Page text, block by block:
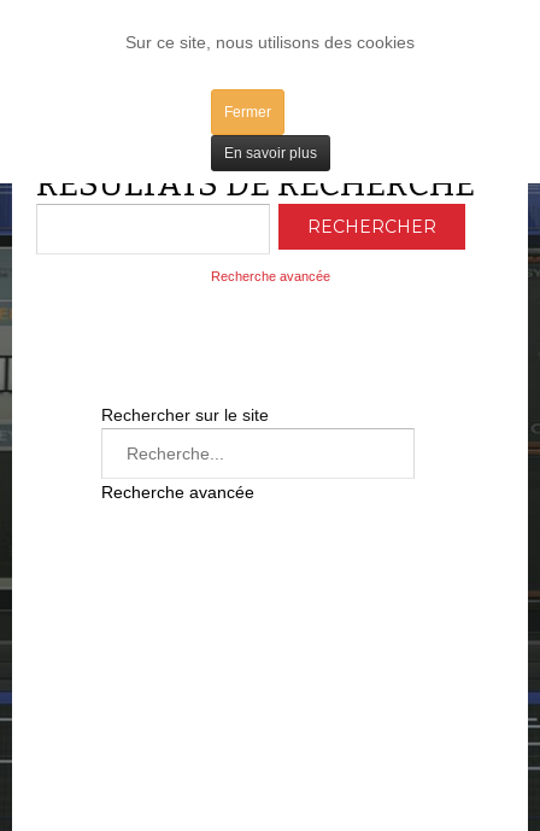
Sur ce site, nous utilisons des cookies
Fermer
En savoir plus
LOG IN
RÉSULTATS DE RECHERCHE
RECHERCHER
Recherche avancée
Recherche par
Recherche par Catégorie K2 Recherche par Langue
Rechercher sur le site
Recherche avancée